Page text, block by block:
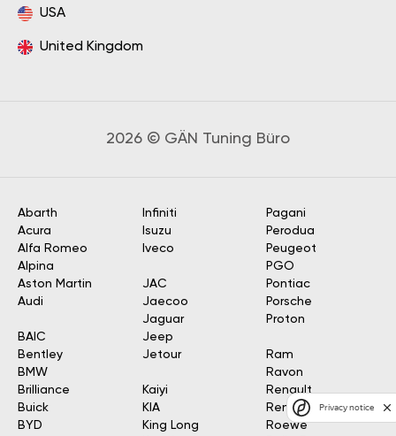
USA
United Kingdom
2026 © GÄN Tuning Büro
Abarth
Acura
Alfa Romeo
Alpina
Aston Martin
Audi
BAIC
Bentley
BMW
Brilliance
Buick
BYD
Infiniti
Isuzu
Iveco
JAC
Jaecoo
Jaguar
Jeep
Jetour
Kaiyi
KIA
King Long
Pagani
Perodua
Peugeot
PGO
Pontiac
Porsche
Proton
Ram
Ravon
Renault
Renault Samsung
Roewe
Privacy notice